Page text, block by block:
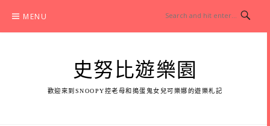
content
MENU
史努比遊樂園
歡迎來到SNOOPY控老母和搗蛋鬼女兒可樂娜的遊樂札記